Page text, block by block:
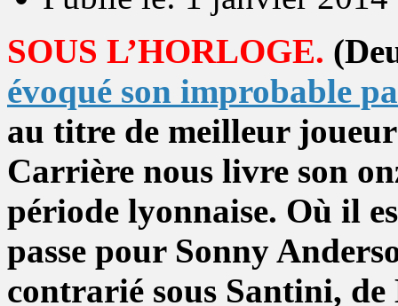
SOUS L’HORLOGE.
évoqué son improbable
au titre de meilleur
Carrière nous livre son
période lyonnaise. Où il
passe pour Sonny
contrarié sous Santini, de